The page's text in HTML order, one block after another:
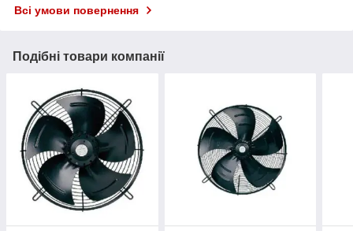
Всі умови повернення
Подібні товари компанії